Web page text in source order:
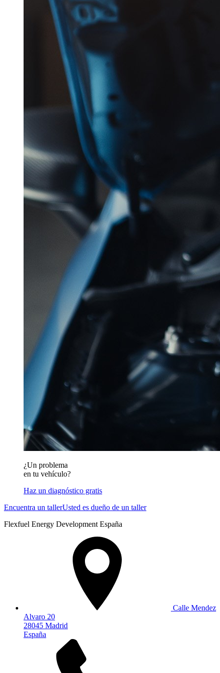
¿Un problema
en tu vehículo?
Haz un diagnóstico gratis
Encuentra un tallerUsted es dueño de un taller
Flexfuel Energy Development España
Calle Mendez
Alvaro 20
28045 Madrid
España